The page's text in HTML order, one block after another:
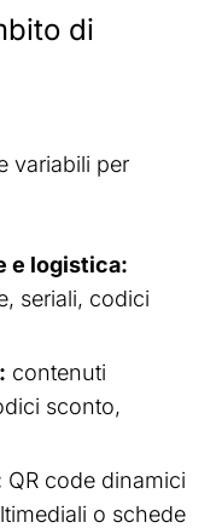
di
variabili per
e logistica:
seriali, codici
contenuti
sconto,
QR code dinamici
o schede